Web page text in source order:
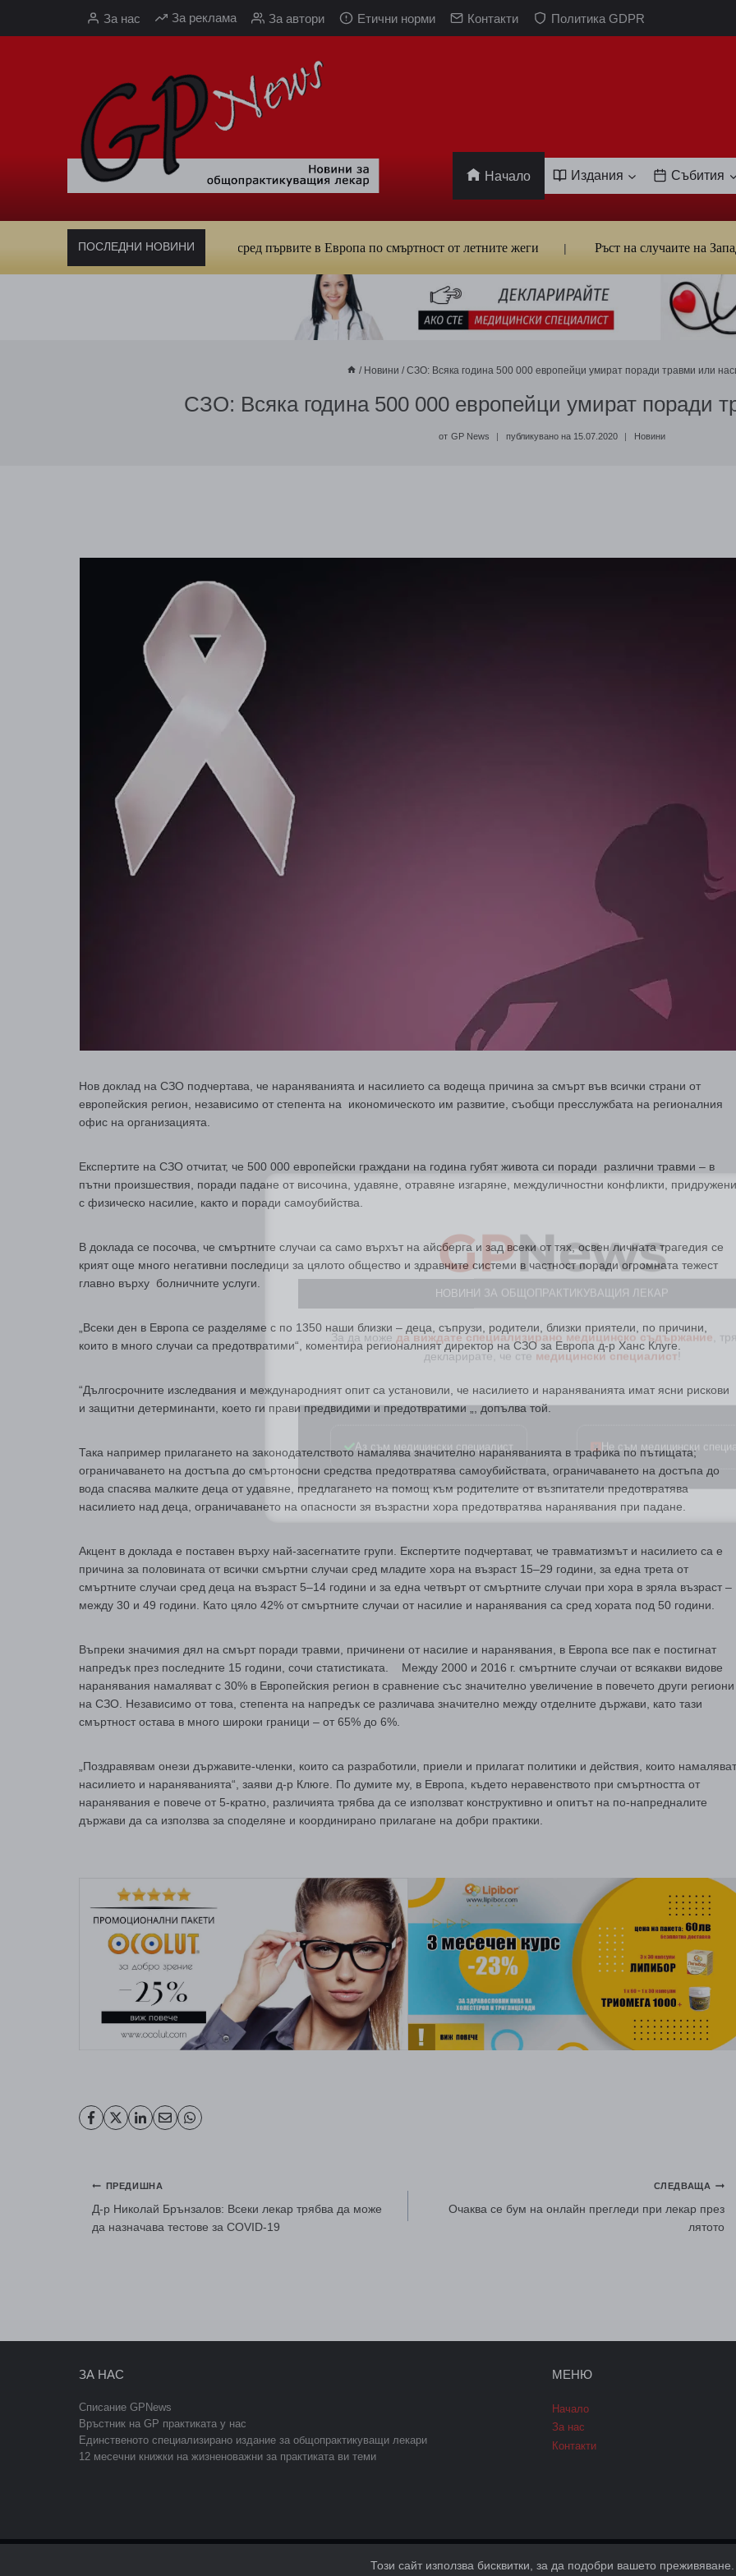
За нас За реклама За автори Етични норми Контакти Политика GDPR
Начало Издания Събития
ПОСЛЕДНИ НОВИНИ
Кардиолог алармира: България е сред първите в Европа по смъртност от летните жеги Ръст на случаите на
/ Новини / СЗО: Всяка година 500 000 европейци умират поради травми или
СЗО: Всяка година 500 000 европейци умират поради
от GP News публикувано на 15.07.2020 Новини
Нов доклад на СЗО подчертава, че нараняванията и насилието са водеща причина за смърт във всички страни от
европейския регион, независимо от степента на икономическото им развитие, съобщи пресслужбата на регионалния
офис на организацията.
Експертите на СЗО отчитат, че 500 000 европейски граждани на година губят живота си поради различни травми – в
пътни произшествия, поради падане от височина, удавяне, отравяне изгаряне, междуличностни конфликти, придружени
с физическо насилие, както и поради самоубийства.
В доклада се посочва, че смъртните случаи са само върхът на айсберга и зад всеки от тях, освен личната трагедия се
крият още много негативни последици за цялото общество и здравните системи в частност поради огромната тежест
главно върху болничните услуги.
„Всеки ден в Европа се разделяме с по 1350 наши близки – деца, съпрузи, родители, близки приятели, по причини,
които в много случаи са предотвратими“, коментира регионалният директор на СЗО за Европа д-р Ханс Клуге.
“Дългосрочните изследвания и международният опит са установили, че насилието и нараняванията имат ясни рискови
и защитни детерминанти, което ги прави предвидими и предотвратими „, допълва той.
Така например прилагането на законодателството намалява значително нараняванията в трафика по пътищата;
ограничаването на достъпа до смъртоносни средства предотвратява самоубийствата, ограничаването на достъпа до
вода спасява малките деца от удавяне, предлагането на помощ към родителите от възпитатели предотвратява
насилието над деца, ограничаването на опасности зя възрастни хора предотвратява наранявания при падане.
Акцент в доклада е поставен върху най-засегнатите групи. Експертите подчертават, че травматизмът и насилието са е
причина за половината от всички смъртни случаи сред младите хора на възраст 15–29 години, за една трета от
смъртните случаи сред деца на възраст 5–14 години и за една четвърт от смъртните случаи при хора в зряла възраст –
между 30 и 49 години. Като цяло 42% от смъртните случаи от насилие и наранявания са сред хората под 50 години.
Въпреки значимия дял на смърт поради травми, причинени от насилие и наранявания, в Европа все пак е постигнат
напредък през последните 15 години, сочи статистиката. Между 2000 и 2016 г. смъртните случаи от всякакви видове
наранявания намаляват с 30% в Европейския регион в сравнение със значително увеличение в повечето други региони
на СЗО. Независимо от това, степента на напредък се различава значително между отделните държави, като тази
смъртност остава в много широки граници – от 65% до 6%.
„Поздравявам онези държавите-членки, които са разработили, приели и прилагат политики и действия, които намаляват
насилието и нараняванията“, заяви д-р Клюге. По думите му, в Европа, където неравенството при смъртността от
наранявания е повече от 5-кратно, различията трябва да се използват конструктивно и опитът на по-напредналите
държави да са използва за споделяне и координирано прилагане на добри практики.
Навигация
ПРЕДИШНА
Д-р Николай Брънзалов: Всеки лекар трябва да може
да назначава тестове за COVID-19
СЛЕДВАЩА
Очаква се бум на онлайн прегледи при лекар през
лятото
ЗА НАС
Списание GPNews
Връстник на GP практиката у нас
Единственото специализирано издание за общопрактикуващи лекари
12 месечни книжки на жизненоважни за практиката ви теми
МЕНЮ
Начало
За нас
Контакти
GP News
НОВИНИ ЗА ОБЩОПРАКТИКУВАЩИЯ ЛЕКАР
да виждате специализирано медицинско съдържание
медицински специалист
Аз съм медицински специалист
Този сайт използва бисквитки, за да подобри вашето преживяване.